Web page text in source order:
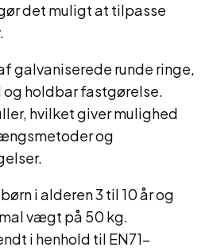
det muligt at tilpasse
galvaniserede runde ringe,
og holdbar fastgørelse.
hvilket giver mulighed
og
i alderen 3 til 10 år og
vægt på 50 kg.
i henhold til EN71-